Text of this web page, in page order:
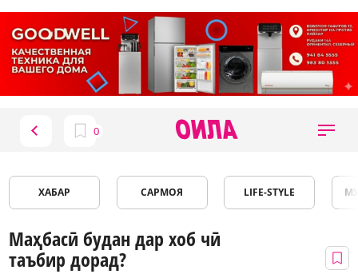
ХАБАР САРМОЯ LIFE-STYLE
Маҳбасӣ будан дар хоб чӣ
таъбир дорад?